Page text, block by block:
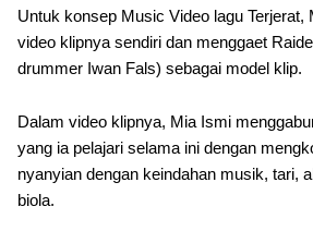
Untuk konsep Music Video lagu Terjerat,
video klipnya sendiri dan menggaet
drummer Iwan Fals) sebagai model klip.
Dalam video klipnya, Mia Ismi
yang ia pelajari selama ini dengan
nyanyian dengan keindahan musik, tari,
biola.